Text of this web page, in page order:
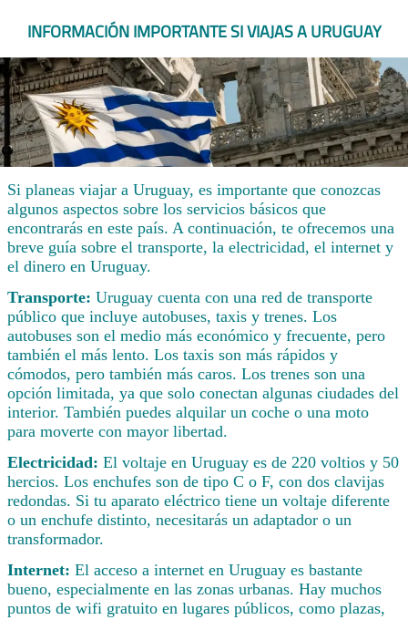
INFORMACIÓN IMPORTANTE SI VIAJAS A URUGUAY
Si planeas viajar a Uruguay, es importante que conozcas
algunos aspectos sobre los servicios básicos que
encontrarás en este país. A continuación, te ofrecemos una
breve guía sobre el transporte, la electricidad, el internet y
el dinero en Uruguay.
Transporte: Uruguay cuenta con una red de transporte
público que incluye autobuses, taxis y trenes. Los
autobuses son el medio más económico y frecuente, pero
también el más lento. Los taxis son más rápidos y
cómodos, pero también más caros. Los trenes son una
opción limitada, ya que solo conectan algunas ciudades del
interior. También puedes alquilar un coche o una moto
para moverte con mayor libertad.
Electricidad: El voltaje en Uruguay es de 220 voltios y 50
hercios. Los enchufes son de tipo C o F, con dos clavijas
redondas. Si tu aparato eléctrico tiene un voltaje diferente
o un enchufe distinto, necesitarás un adaptador o un
transformador.
Internet: El acceso a internet en Uruguay es bastante
bueno, especialmente en las zonas urbanas. Hay muchos
puntos de wifi gratuito en lugares públicos, como plazas,